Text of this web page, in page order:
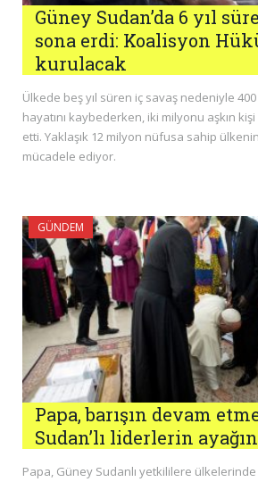
Güney Sudan’da 6 yıl
sona erdi: Koalisyon
kurulacak
Ülkede beş yıl süren iç savaş nedeniyle
hayatını kaybederken, iki milyonu aşkın
etti. Yaklaşık 12 milyon nüfusa sahip ülkenin
mücadele ediyor.
GÜNDEM
Papa, barışın devam
Sudan’lı liderlerin
Papa, Güney Sudanlı yetkililere